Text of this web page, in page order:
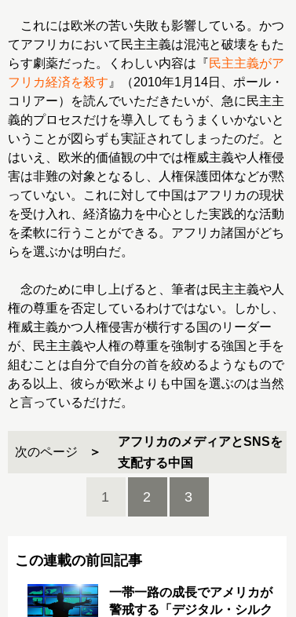
これには欧米の苦い失敗も影響している。かつ
てアフリカにおいて民主主義は混沌と破壊をもた
らす劇薬だった。くわしい内容は『民主主義がア
フリカ経済を殺す 』（2010年1月14日、ポール・
コリアー）を読んでいただきたいが、急に民主主
義的プロセスだけを導入してもうまくいかないと
いうことが図らずも実証されてしまったのだ。と
はいえ、欧米的価値観の中では権威主義や人権侵
害は非難の対象となるし、人権保護団体などが黙
っていない。これに対して中国はアフリカの現状
を受け入れ、経済協力を中心とした実践的な活動
を柔軟に行うことができる。アフリカ諸国がどち
らを選ぶかは明白だ。
念のために申し上げると、筆者は民主主義や人
権の尊重を否定しているわけではない。しかし、
権威主義かつ人権侵害が横行する国のリーダー
が、民主主義や人権の尊重を強制する強国と手を
組むことは自分で自分の首を絞めるようなもので
ある以上、彼らが欧米よりも中国を選ぶのは当然
と言っているだけだ。
次のページ
アフリカのメディアとSNSを
支配する中国
1 2 3
この連載の前回記事
一帯一路の成長でアメリカが
警戒する「デジタル・シルク